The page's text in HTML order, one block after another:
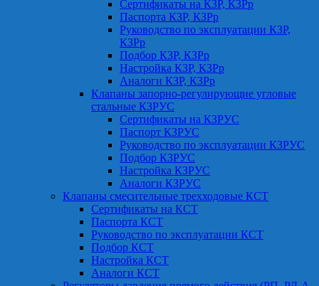
Сертификаты на КЗР, КЗРр
Паспорта КЗР, КЗРр
Руководство по эксплуатации КЗР,
КЗРр
Подбор КЗР, КЗРр
Настройка КЗР, КЗРр
Аналоги КЗР, КЗРр
Клапаны запорно-регулирующие угловые
стальные КЗРУС
Сертификаты на КЗРУС
Паспорт КЗРУС
Руководство по эксплуатации КЗРУС
Подбор КЗРУС
Настройка КЗРУС
Аналоги КЗРУС
Клапаны смесительные трехходовые КСТ
Сертификаты на КСТ
Паспорта КСТ
Руководство по эксплуатации КСТ
Подбор КСТ
Настройка КСТ
Аналоги КСТ